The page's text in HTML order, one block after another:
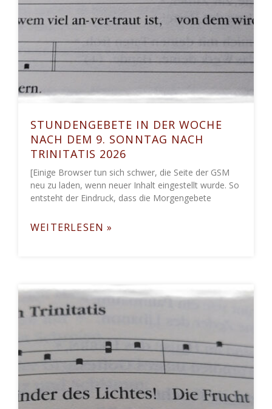
STUNDENGEBETE IN DER WOCHE
NACH DEM 9. SONNTAG NACH
TRINITATIS 2026
[Einige Browser tun sich schwer, die Seite der GSM
neu zu laden, wenn neuer Inhalt eingestellt wurde. So
entsteht der Eindruck, dass die Morgengebete
WEITERLESEN »